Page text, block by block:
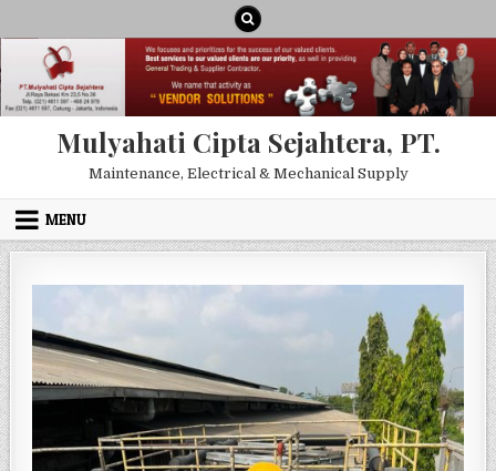
Mulyahati Cipta Sejahtera, PT.
Maintenance, Electrical & Mechanical Supply
MENU